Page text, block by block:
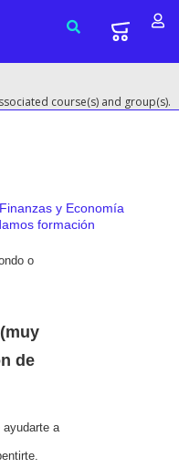
course(s) and group(s).
y Economía
formación
o
de
a